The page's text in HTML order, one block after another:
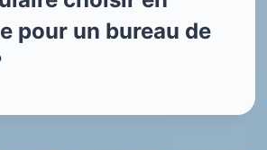
pour un bureau de